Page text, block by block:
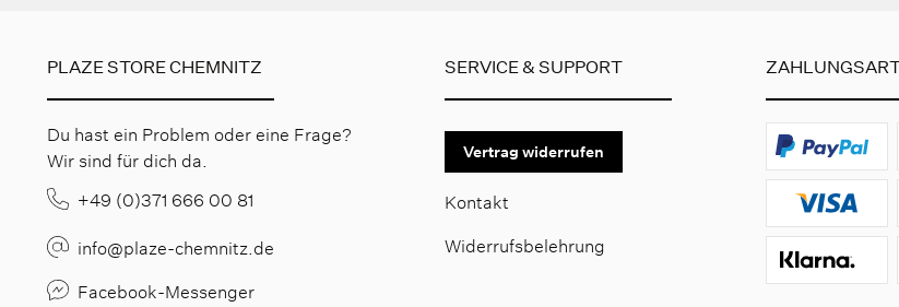
PLAZE STORE CHEMNITZ
Du hast ein Problem oder eine Frage?
Wir sind für dich da.
+49 (0)371 666 00 81
info@plaze-chemnitz.de
Facebook-Messenger
SERVICE & SUPPORT
Vertrag widerrufen
Kontakt
Widerrufsbelehrung